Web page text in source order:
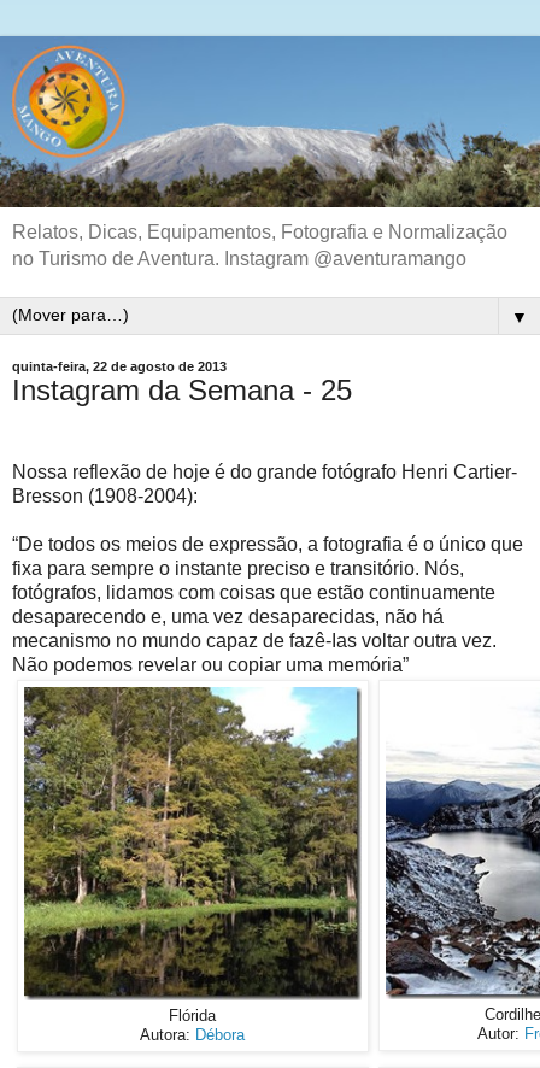
Relatos, Dicas, Equipamentos, Fotografia e Normalização
no Turismo de Aventura. Instagram @aventuramango
▼
quinta-feira, 22 de agosto de 2013
Instagram da Semana - 25
Nossa reflexão de hoje é do grande fotógrafo Henri Cartier-
Bresson (1908-2004):
“De todos os meios de expressão, a fotografia é o único que
fixa para sempre o instante preciso e transitório. Nós,
fotógrafos, lidamos com coisas que estão continuamente
desaparecendo e, uma vez desaparecidas, não há
mecanismo no mundo capaz de fazê-Ias voltar outra vez.
Não podemos revelar ou copiar uma memória”
Flórida
Autora: Débora
Autor: